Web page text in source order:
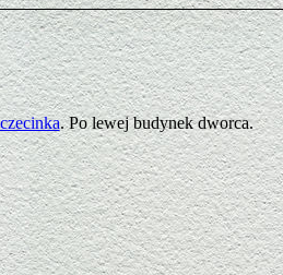
. Po lewej budynek dworca.